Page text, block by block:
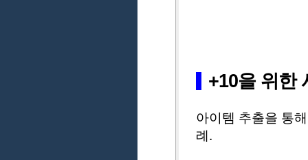
+10을 위한
아이템 추출을 통
례.